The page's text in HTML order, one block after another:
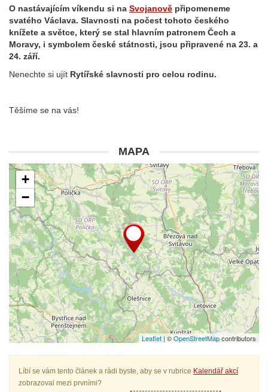
O nastávajícím víkendu si na Svojanově připomeneme
svatého Václava. Slavnosti na počest tohoto českého
knížete a světce, který se stal hlavním patronem Čech a
Moravy, i symbolem české státnosti, jsou připravené na 23. a
24. září.
Nenechte si ujít Rytířské slavnosti pro celou rodinu.
Těšíme se na vás!
MAPA
+
−
Leaflet | ©OpenStreetMapcontributors
Líbí se vám tento článek a rádi byste, aby se v rubrice Kalendář akcí
zobrazoval mezi prvními?